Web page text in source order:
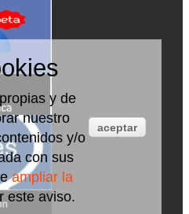
y de
nuestro
y/o
con sus
ampliar la
este aviso.
aceptar